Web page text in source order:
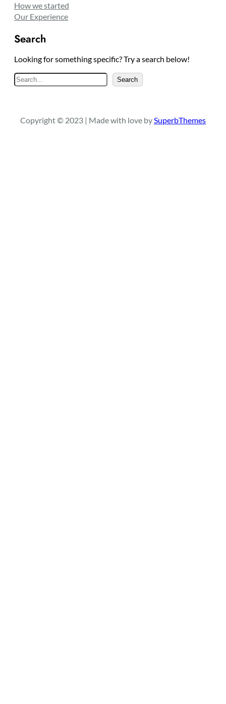
How we started
Our Experience
Search
Looking for something specific? Try a search below!
e
c
Search
Copyright © 2023 | Made with love bySuperbThemes